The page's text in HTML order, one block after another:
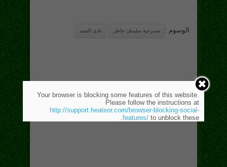
الوسوم : مسرحية سليمان خاطر نادى الصيد
Your browser is blocking some features of this website.
Please follow the instructions at
http://support.heateor.com/browser-blocking-social-
features/ to unblock these.